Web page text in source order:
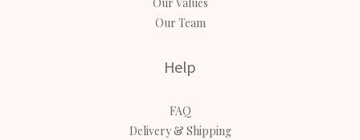
Our Values
Our Team
Help
FAQ
Delivery & Shipping